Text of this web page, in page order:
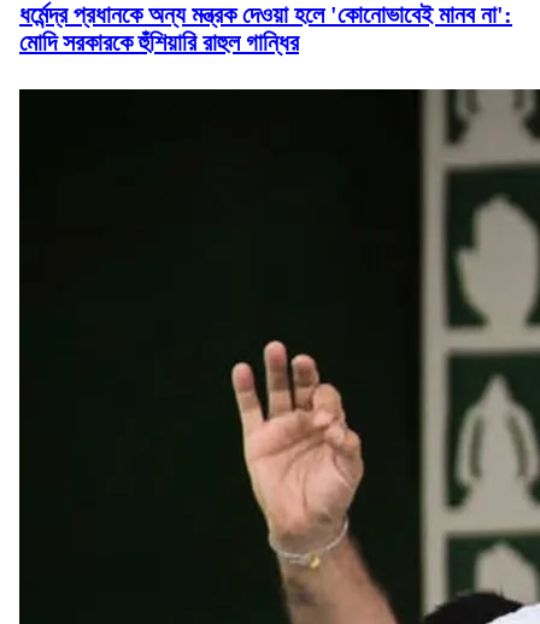
ধর্মেন্দ্র প্রধানকে অন্য মন্ত্রক দেওয়া হলে 'কোনোভাবেই মানব না':
মোদি সরকারকে হুঁশিয়ারি রাহুল গান্ধির